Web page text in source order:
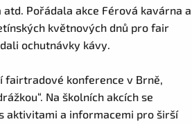
Pořádala akce Férová kavárna a
květnových dnů pro fair
ochutnávky kávy.
fairtradové konference v Brně,
Na školních akcích se
aktivitami a informacemi pro širší